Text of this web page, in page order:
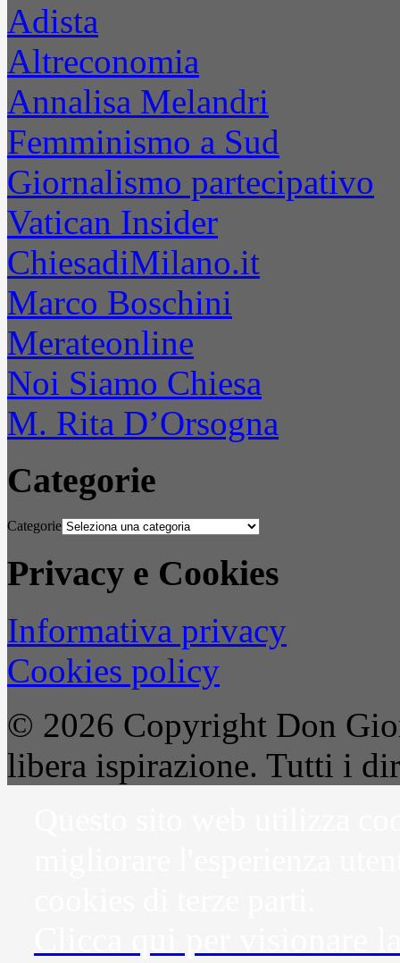
Adista
Altreconomia
Annalisa Melandri
Femminismo a Sud
Giornalismo partecipativo
Vatican Insider
ChiesadiMilano.it
Marco Boschini
Merateonline
Noi Siamo Chiesa
M. Rita D’Orsogna
Categorie
Categorie
Privacy e Cookies
Informativa privacy
Cookies policy
© 2026 Copyright Don
libera ispirazione. Tutti i